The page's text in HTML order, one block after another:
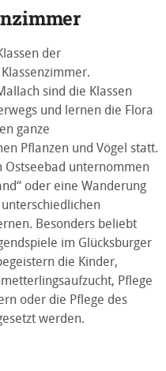
der
sind die Klassen
und lernen die Flora
ganze
Pflanzen und Vögel statt.
Ostseebad unternommen
oder eine Wanderung
Besonders beliebt
im Glücksburger
die Kinder,
Pflege
oder die Pflege des
werden.